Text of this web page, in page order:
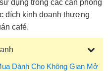
dụng trong các căn phòng
đích kinh doanh thương
café.
Dành Cho Không Gian Mở